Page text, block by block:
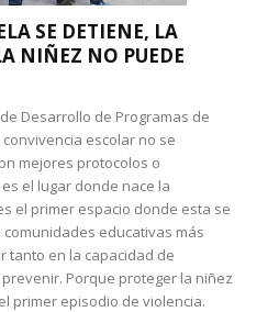
SE DETIENE, LA
NIÑEZ NO PUEDE
Desarrollo de Programas de
escolar no se
mejores protocolos o
el lugar donde nace la
el primer espacio donde esta se
educativas más
tanto en la capacidad de
Porque proteger la niñez
primer episodio de violencia.